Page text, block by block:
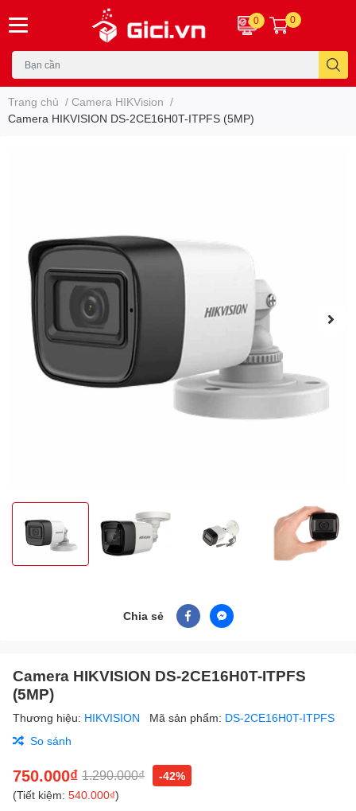
0 0
Trang chủ / Camera HIKVision /
Camera HIKVISION DS-2CE16H0T-ITPFS (5MP)
Chia sẻ
Camera HIKVISION DS-2CE16H0T-ITPFS
(5MP)
Thương hiệu: HIKVISION Mã sản phẩm: DS-2CE16H0T-ITPFS
So sánh
750.000₫ 1.290.000₫
-42%
(Tiết kiệm: 540.000₫)